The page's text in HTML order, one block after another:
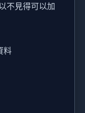
不見得可以加
料